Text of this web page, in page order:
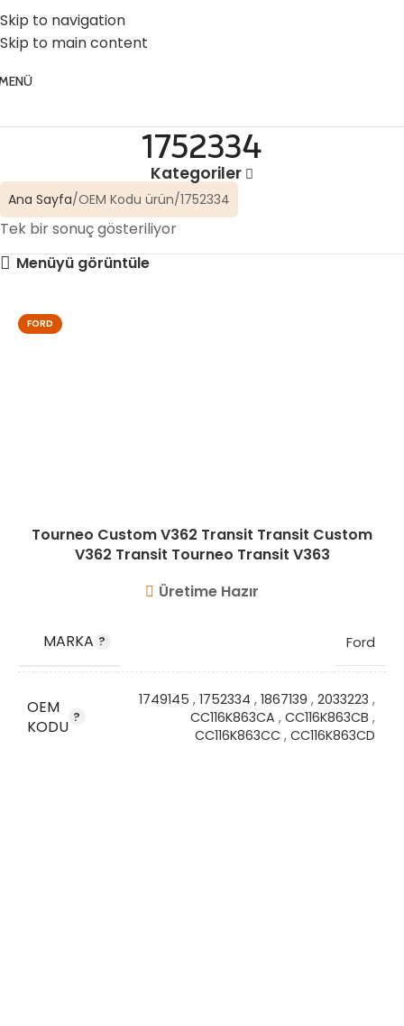
Skip to navigation
Skip to main content
☎️ 0 (224) 504 74 45
1752334
Kategoriler
Ana Sayfa OEM Kodu ürün 1752334
Tek bir sonuç gösteriliyor
Menüyü görüntüle
FORD
Tourneo Custom V362 Transit Transit Custom
V362 Transit Tourneo Transit V363
Üretime Hazır
MARKA Ford
OEM
KODU
1749145 , 1752334 , 1867139 , 2033223 ,
CC116K863CA , CC116K863CB ,
CC116K863CC , CC116K863CD